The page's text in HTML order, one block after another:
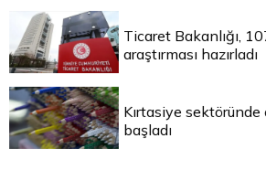
Ticaret Bakanlığı,
araştırması hazırladı
Kırtasiye
başladı